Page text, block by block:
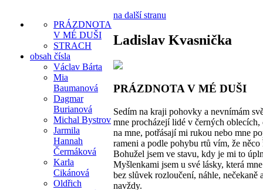
PRÁZDNOTA
V MÉ DUŠI
STRACH
obsah čísla
Václav Bárta
Mia
Baumanová
Dagmar
Burianová
Michal Bystrov
Jarmila
Hannah
Čermáková
Karla
Cikánová
Oldřich
na další stranu
Ladislav Kvasnička
PRÁZDNOTA V MÉ DUŠI
Sedím na kraji pohovky a nevnímám
mne procházejí lidé v černých oblecích,
na mne, potřásají mi rukou nebo mne
rameni a podle pohybu rtů vím, že
Bohužel jsem ve stavu, kdy je mi to
Myšlenkami jsem u své lásky, která
bez slůvek rozloučení, náhle, nečekaně
navždy.